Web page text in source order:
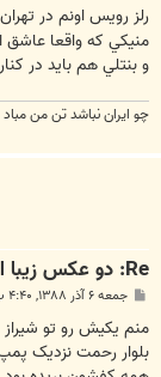
ت
رلز رويس اونم در
منيكي كه واقعا عاشق
و بنتلي هم بايد در
چو ايران نباشد تن من مباد
Re: دو عکس زیبا از فانتوم
ت
جمعه ۶ آذر ۱۳۸۸, ۴:۴۰ ب.ظ
منم یکیش رو تو
بلوار رحمت نزدیک